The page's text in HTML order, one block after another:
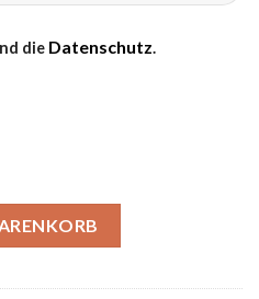
die Datenschutz.